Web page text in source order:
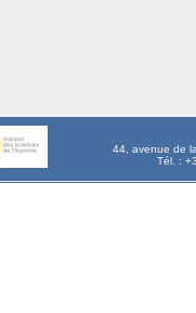
44, avenue de
Tél. :